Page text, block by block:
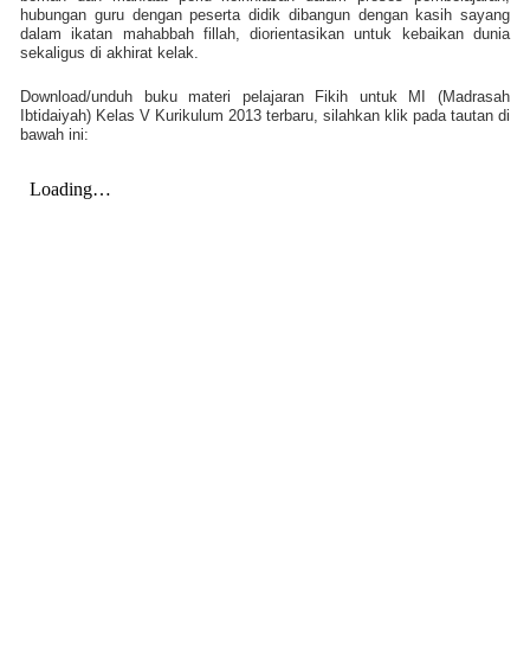
hubungan guru dengan peserta didik dibangun dengan kasih sayang
dalam ikatan mahabbah fillah, diorientasikan untuk kebaikan dunia
sekaligus di akhirat kelak.
Download/unduh buku materi pelajaran Fikih untuk MI (Madrasah
Ibtidaiyah) Kelas V Kurikulum 2013 terbaru, silahkan klik pada tautan di
bawah ini: